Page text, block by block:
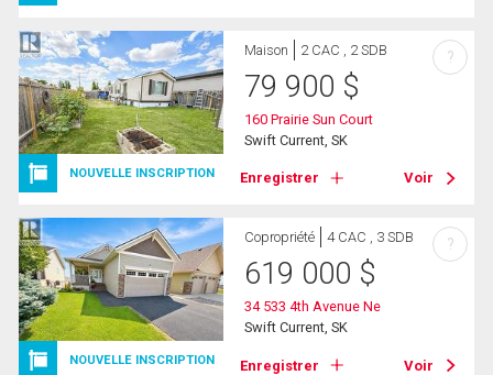
NOUVELLE INSCRIPTION
Maison 2 CAC , 2 SDB
79 900 $
160 Prairie Sun Court
Swift Current, SK
Enregistrer Voir
?
NOUVELLE INSCRIPTION
Copropriété 4 CAC , 3 SDB
619 000 $
34 533 4th Avenue Ne
Swift Current, SK
Enregistrer Voir
?